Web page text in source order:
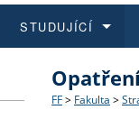
Struktura
Co
STUDUJÍCÍ
O vědě a
Aktuální
FF > Fakulta >